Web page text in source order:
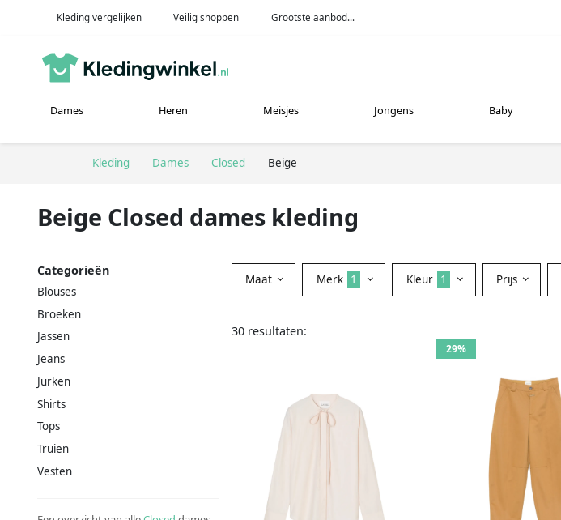
Kleding vergelijken Veilig shoppen Grootste aanbod...
Dames Heren Meisjes Jongens Baby
Kleding Dames Closed Beige
Beige Closed dames kleding
Categorieën
Blouses
Broeken
Jassen
Jeans
Jurken
Shirts
Tops
Truien
Vesten
Maat Merk 1 Kleur 1 Prijs
30 resultaten:
29%